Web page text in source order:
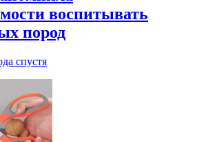
воспитывать
пород
спустя